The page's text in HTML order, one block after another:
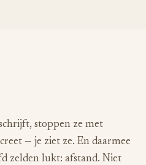
stoppen ze met
— je ziet ze. En daarmee
zelden lukt: afstand. Niet